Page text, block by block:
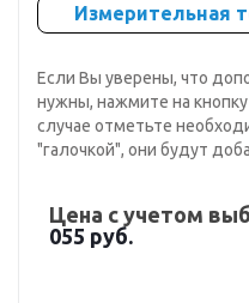
Измерительная
Если Вы уверены, что
нужны, нажмите на
случае отметьте
"галочкой", они будут
Цена с учетом
055 руб.